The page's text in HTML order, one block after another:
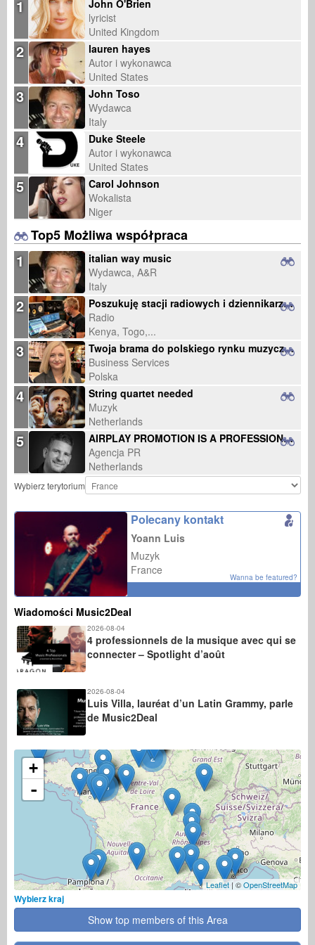
1
John O'Brien
lyricist
United Kingdom
2
lauren hayes
Autor i wykonawca
United States
3
John Toso
Wydawca
Italy
4
Duke Steele
Autor i wykonawca
United States
5
Carol Johnson
Wokalista
Niger
Top5 Możliwa współpraca
1
italian way music
Wydawca, A&R
Italy
2
Poszukuję stacji radiowych i dziennikarzy muzycznych do promocji międzynarodowego singla
Radio
Kenya, Togo,...
3
Twoja brama do polskiego rynku muzycznego – szukam nowych projektów
Business Services
Polska
4
String quartet needed
Muzyk
Netherlands
5
AIRPLAY PROMOTION IS A PROFESSIONAL MUSIC PROMOTION COMPANY FOR THE RADIO, TV AND MEDIA MARKE
Agencja PR
Netherlands
Wybierz terytorium
Polecany kontakt
Yoann Luis
Muzyk
France
Wanna be featured?
Wiadomości Music2Deal
2026-08-04
4 professionnels de la musique avec qui se
connecter – Spotlight d’août
2026-08-04
Luis Villa, lauréat d’un Latin Grammy, parle
de Music2Deal
2
10
+
-
Leaflet | ©OpenStreetMap
Wybierz kraj
Show top members of this Area